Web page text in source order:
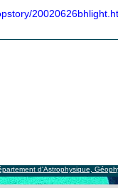
d'Astrophysique,